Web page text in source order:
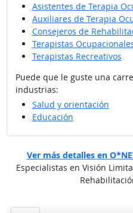
Asistentes de Terapia
Auxiliares de Terapia
Consejeros de
Terapistas
Terapistas Recreativos
Puede que le guste una
industrias:
Salud y orientación
Educación
Ver más detalles en
Especialistas en Visión